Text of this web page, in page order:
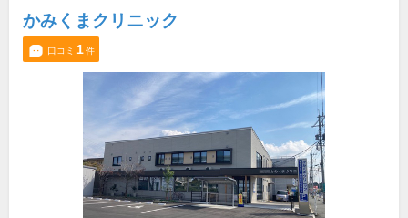
かみくまクリニック
口コミ 1件